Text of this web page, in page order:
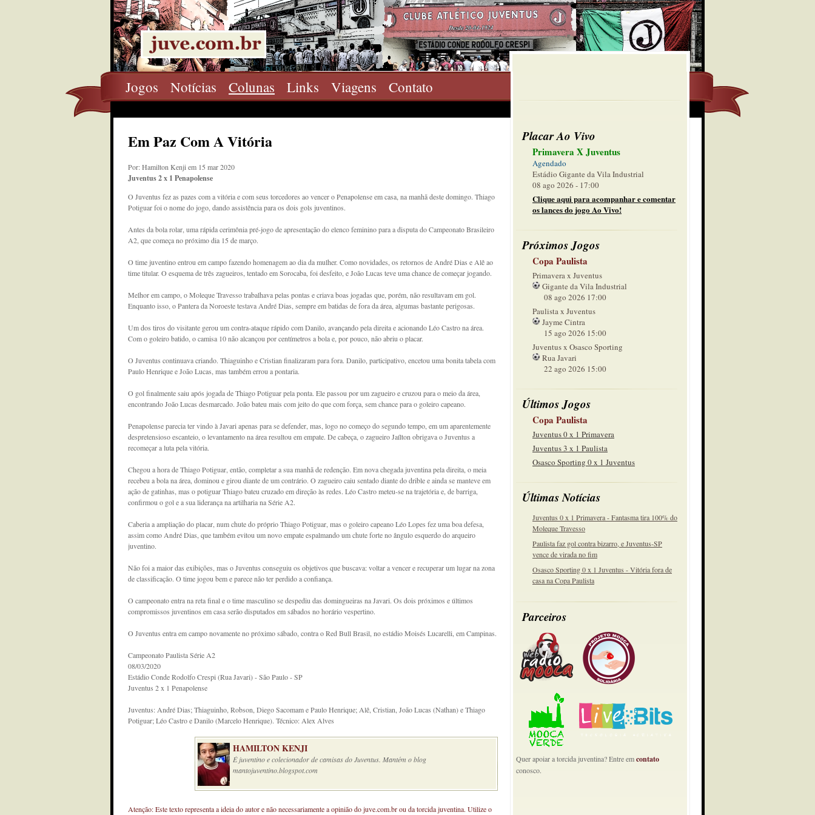
Jogos Notícias Colunas Links Viagens Contato
Placar Ao Vivo
Primavera X Juventus
Agendado
Estádio Gigante da Vila Industrial
08 ago 2026 - 17:00
Clique aqui para acompanhar e comentar
os lances do jogo Ao Vivo!
Próximos Jogos
Copa Paulista
Primavera x Juventus
Gigante da Vila Industrial
08 ago 2026 17:00
Paulista x Juventus
Jayme Cintra
15 ago 2026 15:00
Juventus x Osasco Sporting
Rua Javari
22 ago 2026 15:00
Últimos Jogos
Copa Paulista
Juventus 0 x 1 Primavera
Juventus 3 x 1 Paulista
Osasco Sporting 0 x 1 Juventus
Últimas Notícias
Juventus 0 x 1 Primavera - Fantasma tira 100% do
Moleque Travesso
Paulista faz gol contra bizarro, e Juventus-SP
vence de virada no fim
Osasco Sporting 0 x 1 Juventus - Vitória fora de
casa na Copa Paulista
Parceiros
Quer apoiar a torcida juventina? Entre emcontato
conosco.
Em Paz Com A Vitória
Por: Hamilton Kenji em 15 mar 2020
Juventus 2 x 1 Penapolense
O Juventus fez as pazes com a vitória e com seus torcedores ao vencer o Penapolense em casa, na manhã deste domingo. Thiago
Potiguar foi o nome do jogo, dando assistência para os dois gols juventinos.
Antes da bola rolar, uma rápida cerimônia pré-jogo de apresentação do elenco feminino para a disputa do Campeonato Brasileiro
A2, que começa no próximo dia 15 de março.
O time juventino entrou em campo fazendo homenagem ao dia da mulher. Como novidades, os retornos de André Dias e Alê ao
time titular. O esquema de três zagueiros, tentado em Sorocaba, foi desfeito, e João Lucas teve uma chance de começar jogando.
Melhor em campo, o Moleque Travesso trabalhava pelas pontas e criava boas jogadas que, porém, não resultavam em gol.
Enquanto isso, o Pantera da Noroeste testava André Dias, sempre em batidas de fora da área, algumas bastante perigosas.
Um dos tiros do visitante gerou um contra-ataque rápido com Danilo, avançando pela direita e acionando Léo Castro na área.
Com o goleiro batido, o camisa 10 não alcançou por centímetros a bola e, por pouco, não abriu o placar.
O Juventus continuava criando. Thiaguinho e Cristian finalizaram para fora. Danilo, participativo, encetou uma bonita tabela com
Paulo Henrique e João Lucas, mas também errou a pontaria.
O gol finalmente saiu após jogada de Thiago Potiguar pela ponta. Ele passou por um zagueiro e cruzou para o meio da área,
encontrando João Lucas desmarcado. João bateu mais com jeito do que com força, sem chance para o goleiro capeano.
Penapolense parecia ter vindo à Javari apenas para se defender, mas, logo no começo do segundo tempo, em um aparentemente
despretensioso escanteio, o levantamento na área resultou em empate. De cabeça, o zagueiro Jaílton obrigava o Juventus a
recomeçar a luta pela vitória.
Chegou a hora de Thiago Potiguar, então, completar a sua manhã de redenção. Em nova chegada juventina pela direita, o meia
recebeu a bola na área, dominou e girou diante de um contrário. O zagueiro caiu sentado diante do drible e ainda se manteve em
ação de gatinhas, mas o potiguar Thiago bateu cruzado em direção às redes. Léo Castro meteu-se na trajetória e, de barriga,
confirmou o gol e a sua liderança na artilharia na Série A2.
Caberia a ampliação do placar, num chute do próprio Thiago Potiguar, mas o goleiro capeano Léo Lopes fez uma boa defesa,
assim como André Dias, que também evitou um novo empate espalmando um chute forte no ângulo esquerdo do arqueiro
juventino.
Não foi a maior das exibições, mas o Juventus conseguiu os objetivos que buscava: voltar a vencer e recuperar um lugar na zona
de classificação. O time jogou bem e parece não ter perdido a confiança.
O campeonato entra na reta final e o time masculino se despediu das domingueiras na Javari. Os dois próximos e últimos
compromissos juventinos em casa serão disputados em sábados no horário vespertino.
O Juventus entra em campo novamente no próximo sábado, contra o Red Bull Brasil, no estádio Moisés Lucarelli, em Campinas.
Campeonato Paulista Série A2
08/03/2020
Estádio Conde Rodolfo Crespi (Rua Javari) - São Paulo - SP
Juventus 2 x 1 Penapolense
Juventus: André Dias; Thiaguinho, Robson, Diego Sacomam e Paulo Henrique; Alê, Cristian, João Lucas (Nathan) e Thiago
Potiguar; Léo Castro e Danilo (Marcelo Henrique). Técnico: Alex Alves
HAMILTON KENJI
É juventino e colecionador de camisas do Juventus. Mantém o blog
mantojuventino.blogspot.com
Atenção: Este texto representa a ideia do autor e não necessariamente a opinião do juve.com.br ou da torcida juventina. Utilize o